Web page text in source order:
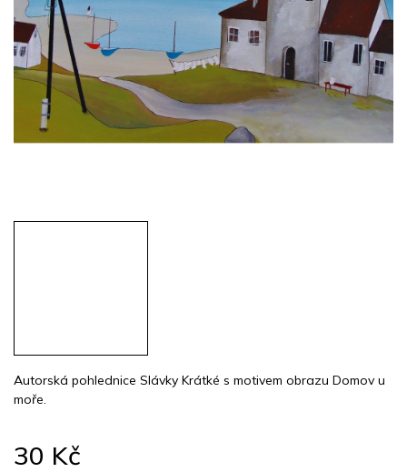
30 Kč
Autorská pohlednice Slávky Krátké s motivem obrazu Domov u
moře.